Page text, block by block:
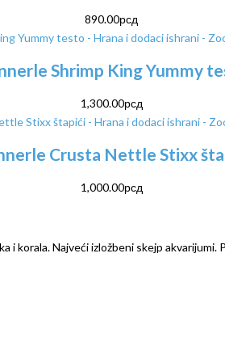
890.00рсд
Shrimp King Yummy
1,300.00рсд
Crusta Nettle Stixx
1,000.00рсд
Najveći izložbeni skejp akvarijumi.